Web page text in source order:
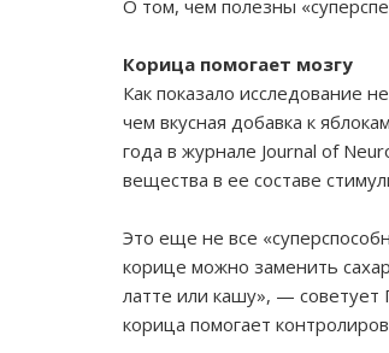
О том, чем полезны
Корица помогает мозгу
Как показало исследование
чем вкусная добавка к
года в журнале Journal of
вещества в ее составе
Это еще не все
корице можно заменить
латте или кашу», — советует
корица помогает